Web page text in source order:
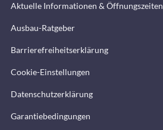
Aktuelle Informationen & Öffnungszeiten
Ausbau-Ratgeber
Barrierefreiheitserklärung
Cookie-Einstellungen
Datenschutzerklärung
Garantiebedingungen